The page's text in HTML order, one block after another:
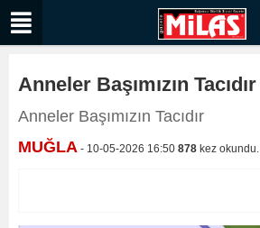
Anneler Başımızın Tacıdır
Anneler Başımızın Tacıdır
MUĞLA - 10-05-2026 16:50 878 kez okundu.